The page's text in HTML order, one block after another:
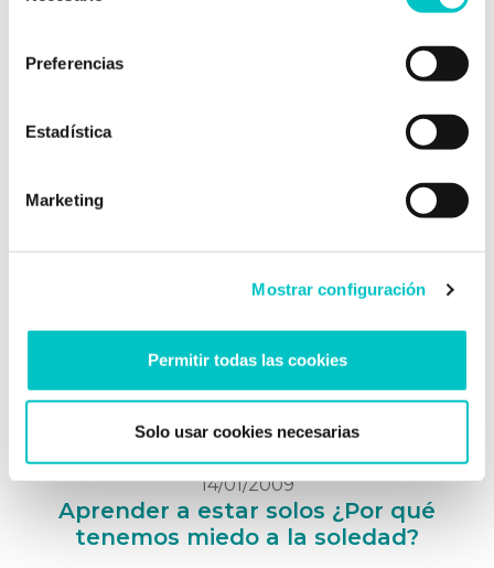
Preferencias
Estadística
Marketing
Mostrar configuración
Permitir todas las cookies
Solo usar cookies necesarias
aburrimiento en la cuarentena
¿Qué hacer en casa durante el Coronavirus?
Inscríbete en un curso gratis. Juega a juegos
muebles de tu casa. Haz una maratón de
series y coméntalas con tus amigos por
que tengas en el frigo. Planifica tu próximo
14/01/2009
Aprender a estar solos ¿Por qué
tenemos miedo a la soledad?